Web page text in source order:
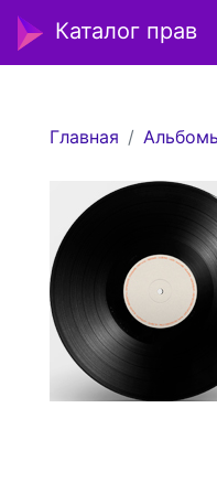
Каталог прав
Главная